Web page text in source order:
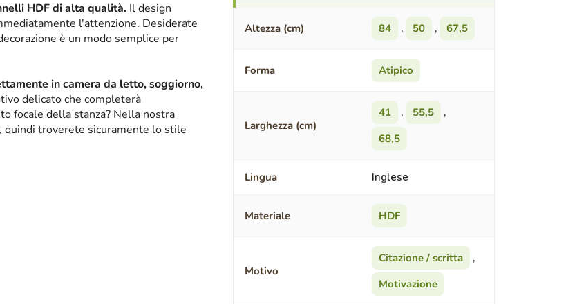
HDF di alta qualità. Il design
l'attenzione. Desiderate
è un modo semplice per
in camera da letto, soggiorno,
delicato che completerà
focale della stanza? Nella nostra
quindi troverete sicuramente lo stile
Altezza (cm) 84 , 50 , 67,5
Forma Atipico
Larghezza (cm)
41 , 55,5
,
68,5
Lingua Inglese
Materiale HDF
Motivo
Citazione / scritta
,
Motivazione